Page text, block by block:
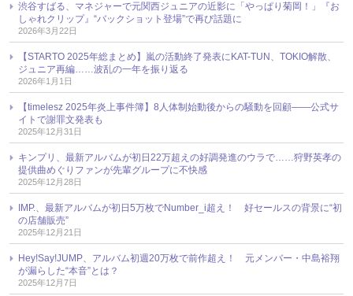
渋谷すばる、マネジャーで元関西ジュニアの近影に「やっぱり菊岡！」『お
しゃれクリップ』“バックショット登場”で再び話題に
2026年3月22日
【STARTO 2025年総まとめ】嵐の活動終了発表にKAT-TUN、TOKIO解散、
ジュニア再編……波乱の一年を振り返る
2026年1月1日
【timelesz 2025年炎上事件簿】8人体制始動後からの騒動を回顧――公式サ
イトで謝罪文発表も
2025年12月31日
キンプリ、最新アルバムが初日22万超えの好調発進のウラで……狩野英孝の
提供曲めぐりファンが先輩グループに不快感
2025年12月28日
IMP.、最新アルバムが初日5万枚でNumber_i超え！ 好セールスの背景に“初
の店舗販売”
2025年12月21日
Hey!Say!JUMP、アルバム初週20万枚で前作超え！ 元メンバー・中島裕翔
が漏らした“本音”とは？
2025年12月7日